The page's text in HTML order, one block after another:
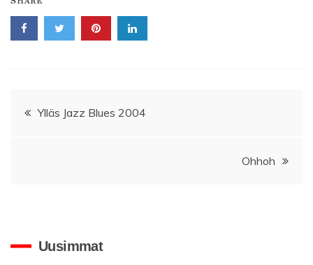
Artikkelien
Ylläs Jazz Blues 2004
Ohhoh
Uusimmat